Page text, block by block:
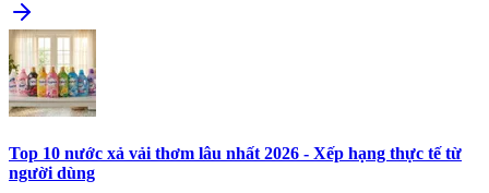
Top 10 nước xả vải thơm lâu nhất 2026 - Xếp hạng thực tế từ
người dùng